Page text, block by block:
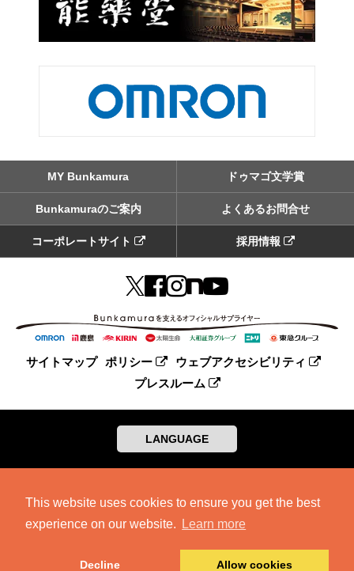
This website uses cookies to ensure you get the best
experience on our website.
Learn more
Decline Allow cookies
MY Bunkamura ドゥマゴ文学賞
Bunkamuraのご案内 よくあるお問合せ
コーポレートサイト 採用情報
サイトマップ ポリシー
ウェブアクセシビリティ
プレスルーム
LANGUAGE